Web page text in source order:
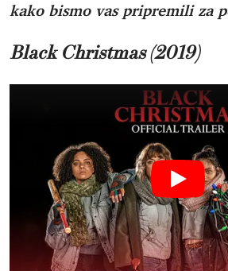
kako bismo vas pripremili za
Black Christmas (2019)